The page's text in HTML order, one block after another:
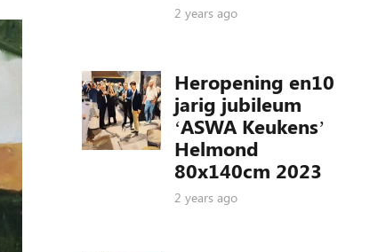
2 years ago
Heropening en10
jarig jubileum
‘ASWA Keukens’
Helmond
80x140cm 2023
2 years ago